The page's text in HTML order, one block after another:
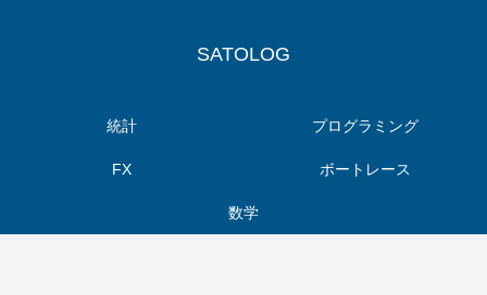
SATOLOG
統計 プログラミング
FX ボートレース
数学